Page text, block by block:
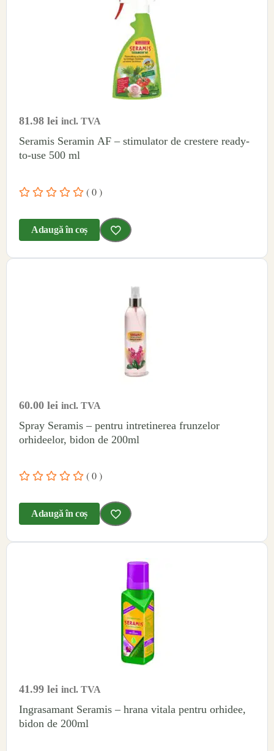
81.98 lei incl. TVA
Seramis Seramin AF – stimulator de crestere ready-
to-use 500 ml
( 0 )
Adaugă în coș
60.00 lei incl. TVA
Spray Seramis – pentru intretinerea frunzelor
orhideelor, bidon de 200ml
( 0 )
Adaugă în coș
41.99 lei incl. TVA
Ingrasamant Seramis – hrana vitala pentru orhidee,
bidon de 200ml